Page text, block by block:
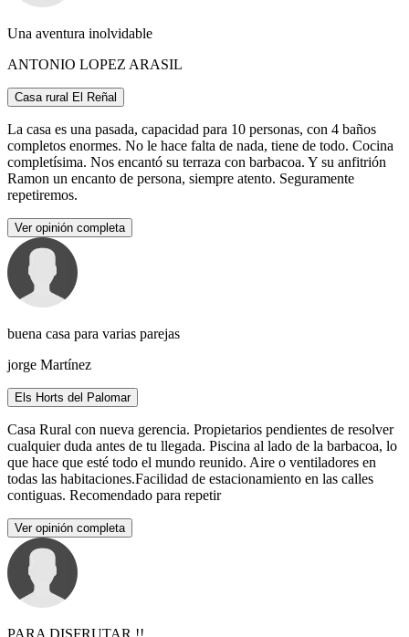
Una aventura inolvidable
ANTONIO LOPEZ ARASIL
Casa rural El Reñal
La casa es una pasada, capacidad para 10 personas, con 4 baños
completos enormes. No le hace falta de nada, tiene de todo. Cocina
completísima. Nos encantó su terraza con barbacoa. Y su anfitrión
Ramon un encanto de persona, siempre atento. Seguramente
repetiremos.
Ver opinión completa
buena casa para varias parejas
jorge Martínez
Els Horts del Palomar
Casa Rural con nueva gerencia. Propietarios pendientes de resolver
cualquier duda antes de tu llegada. Piscina al lado de la barbacoa, lo
que hace que esté todo el mundo reunido. Aire o ventiladores en
todas las habitaciones.Facilidad de estacionamiento en las calles
contiguas. Recomendado para repetir
Ver opinión completa
PARA DISFRUTAR !!